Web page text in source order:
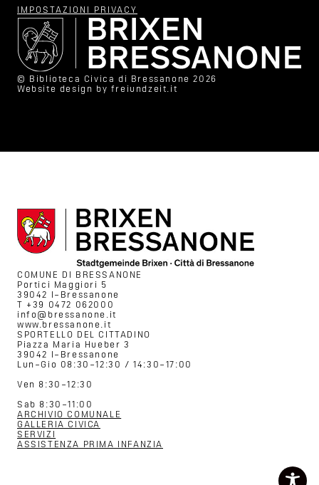
IMPOSTAZIONI PRIVACY
© Biblioteca Civica di Bressanone 2026
Website design by freiundzeit.it
COMUNE DI BRESSANONE
Portici Maggiori 5
39042 I–Bressanone
T +39 0472 062000
info@bressanone.it
www.bressanone.it
SPORTELLO DEL CITTADINO
Piazza Maria Hueber 3
39042 I–Bressanone
Lun–Gio 08:30–12:30 / 14:30–17:00
Ven 8:30–12:30
Sab 8:30–11:00
ARCHIVIO COMUNALE
GALLERIA CIVICA
SERVIZI
ASSISTENZA PRIMA INFANZIA